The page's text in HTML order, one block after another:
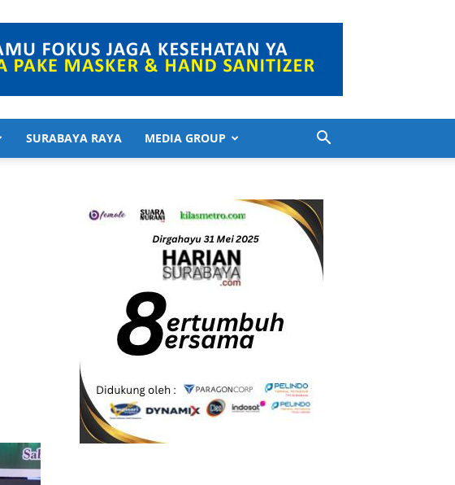
SURABAYA RAYA MEDIA GROUP